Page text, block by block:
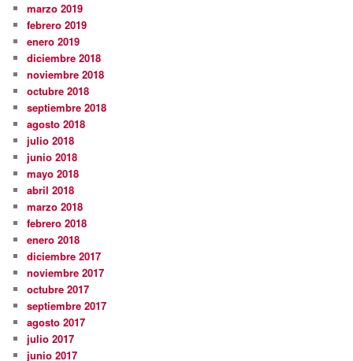
marzo 2019
febrero 2019
enero 2019
diciembre 2018
noviembre 2018
octubre 2018
septiembre 2018
agosto 2018
julio 2018
junio 2018
mayo 2018
abril 2018
marzo 2018
febrero 2018
enero 2018
diciembre 2017
noviembre 2017
octubre 2017
septiembre 2017
agosto 2017
julio 2017
junio 2017